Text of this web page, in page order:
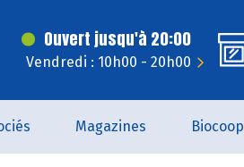
Ouvert jusqu'à 20:00
Vendredi : 10h00 - 20h00
Magazines Biocoop